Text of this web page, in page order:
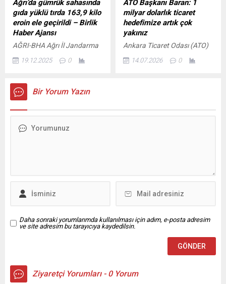
töreniyle başlamasının
ardından Aydın Büyükşehir
Belediyesi ve Atatürk Kent
Meydanı’nda...
yönündeki iddiaların gerçeği
yansıtmadığını açıkladı.
Ağrı’da gümrük sahasında
gıda yüklü tırda 163,9 kilo
eroin ele geçirildi – Birlik
Haber Ajansı
AĞRI-BHA Ağrı İl Jandarma
Muhafaza ve Gümrük
Müdürlüğü personeliyle
birlikte Doğubayazıt
gerçekleştirdi. İran’dan
malzemesi taşıdığı belirlenen
19.12.2025 0
ATO Başkanı Baran: 1
milyar dolarlık ticaret
hedefimize artık çok
yakınız
Ankara Ticaret Odası (ATO)
Gürsel Baran, Türkiye ile
14.07.2026 0
Bir Yorum Yazın
Daha sonraki yorumlarımda kullanılması için adım, e-posta adresim
ve site adresim bu tarayıcıya kaydedilsin.
Ziyaretçi Yorumları - 0 Yorum